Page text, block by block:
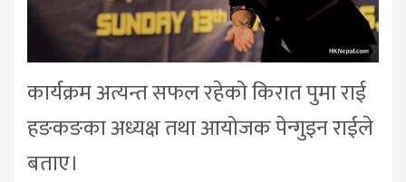
कार्यक्रम अत्यन्त सफल रहेको किरात पुमा राई
हङकङका अध्यक्ष तथा आयोजक पेन्गुइन राईले
बताए।